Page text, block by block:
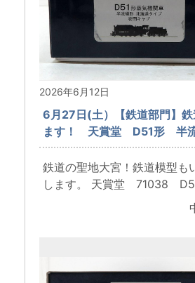
2026年6月12日
6月27日(土）【鉄道部門】鉄
ます！ 天賞堂 D51形 半
鉄道の聖地大宮！鉄道模型も
します。 天賞堂 71038